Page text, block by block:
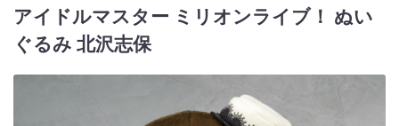
アイドルマスター ミリオンライブ！ ぬい
ぐるみ 北沢志保